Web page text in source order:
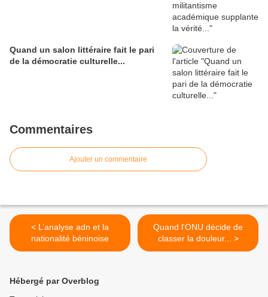
Quand un salon littéraire fait le pari
de la démocratie culturelle...
Commentaires
Ajouter un commentaire
< L’analyse adn et la
nationalité béninoise
Quand l'ONU décide de
classer la douleur... >
Hébergé par Overblog